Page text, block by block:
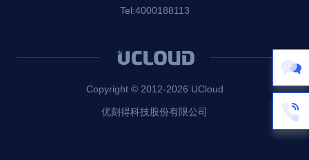
Tel:4000188113
Copyright © 2012-2026 UCloud
优刻得科技股份有限公司